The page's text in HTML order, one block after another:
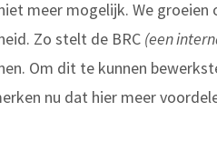
meer mogelijk. We
Zo stelt de BRC (een
Om dit te kunnen
nu dat hier meer